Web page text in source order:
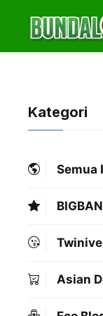
content
Kategori
Semua
Asian